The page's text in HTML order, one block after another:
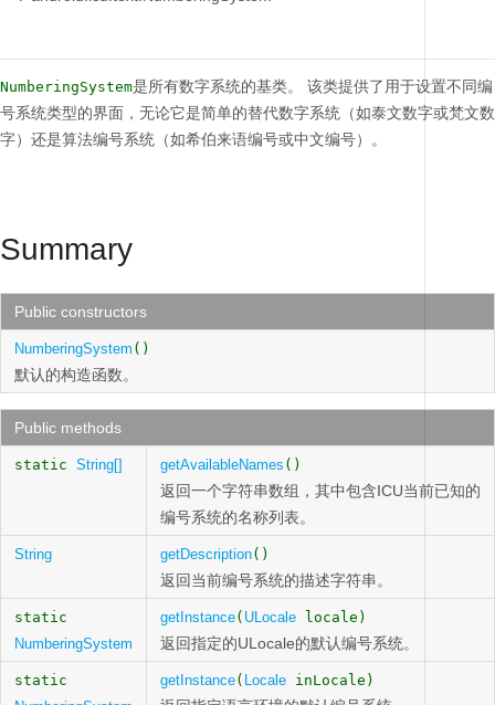
NumberingSystem是所有数字系统的基类。
该类提供了用于设置不同编
号系统类型的界面，无论它是简单的替代数字系统（如泰文数字或梵文数
字）还是算法编号系统（如希伯来语编号或中文编号）。
Summary
Public constructors
NumberingSystem ()
默认的构造函数。
Public methods
static String[] getAvailableNames ()
返回一个字符串数组，其中包含ICU当前已知的
编号系统的名称列表。
String getDescription()
返回当前编号系统的描述字符串。
static
NumberingSystem
getInstance( ULocale locale)
返回指定的ULocale的默认编号系统。
static
getInstance( Locale inLocale)